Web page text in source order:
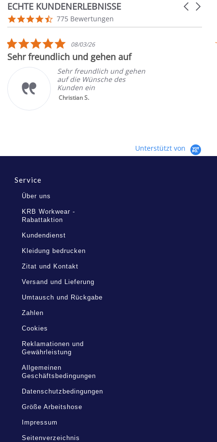
ECHTE KUNDENERLEBNISSE
Reviews
carousel
Carousel
4.7
star
775 Bewertungen
5.0
star
rating
08/03/26
Sehr freundlich und gehen auf
Sehr freundlich und gehen
auf die Wünsche des
Kunden ein
Christian S.
Unterstützt von
Service
Über uns
KRB Workwear -
Rabattaktion
Kundendienst
Kleidung bedrucken
Zitat und Kontakt
Versand und Lieferung
Umtausch und Rückgabe
Zahlen
Cookies
Reklamationen und
Gewährleistung
Allgemeinen
Geschäftsbedingungen
Datenschutzbedingungen
Größe Arbeitshose
Impressum
Seitenverzeichnis